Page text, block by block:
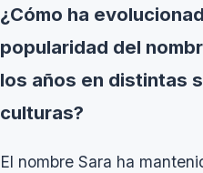
¿Cómo ha
popularidad del
los años en distintas
culturas?
El nombre Sara ha